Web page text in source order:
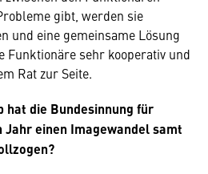
gibt, werden sie
und eine gemeinsame Lösung
Funktionäre sehr kooperativ und
Rat zur Seite.
hat die Bundesinnung für
einen Imagewandel samt